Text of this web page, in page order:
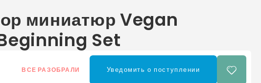
миниатюр Vegan
Set
ВСЕ РАЗОБРАЛИ Уведомить о поступлении